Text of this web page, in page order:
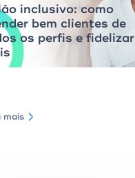
inclusivo: como
bem clientes de
os perfis e fidelizar
mais